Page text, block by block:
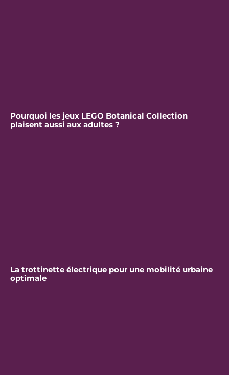
Pourquoi les jeux LEGO Botanical Collection
plaisent aussi aux adultes ?
La trottinette électrique pour une mobilité urbaine
optimale